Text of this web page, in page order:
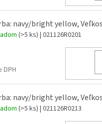
navy/bright yellow,
(>5 ks) | 021126R0201
DPH
navy/bright yellow,
(>5 ks) | 021126R0213